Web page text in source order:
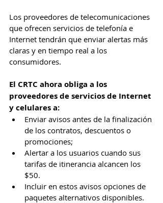
Los proveedores de telecomunicaciones
que ofrecen servicios de telefonía e
Internet tendrán que enviar alertas más
claras y en tiempo real a los
consumidores.
El CRTC ahora obliga a los
proveedores de servicios de Internet
y celulares a:
Enviar avisos antes de la finalización
de los contratos, descuentos o
promociones;
Alertar a los usuarios cuando sus
tarifas de itinerancia alcancen los
$50.
Incluir en estos avisos opciones de
paquetes alternativos disponibles.